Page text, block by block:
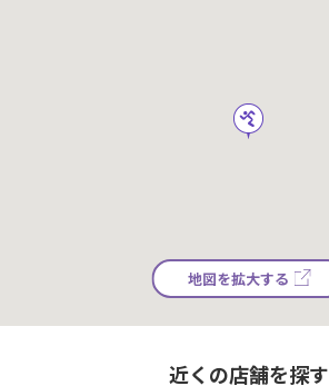
地図を拡大する
近くの店舗を探す